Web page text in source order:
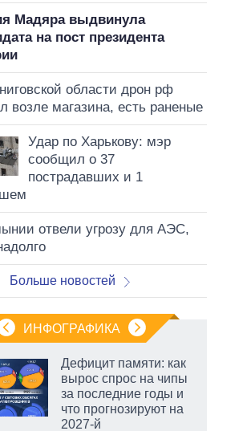
Мадяра выдвинула
на пост президента
области дрон рф
возле магазина, есть раненые
Удар по Харькову: мэр
сообщил о 37
пострадавших и 1
отвели угрозу для АЭС,
Больше новостей
ИНФОГРАФИКА
Дефицит памяти: как
вырос спрос на чипы
за последние годы и
что прогнозируют на
2027-й